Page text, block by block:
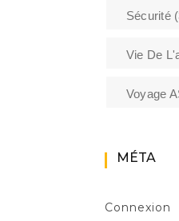
Sécurité
Vie De
Voyage
MÉTA
Connexion